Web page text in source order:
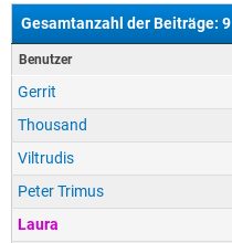
Gesamtanzahl der Beiträge: 9
Benutzer
Gerrit
Thousand
Viltrudis
Peter Trimus
Laura